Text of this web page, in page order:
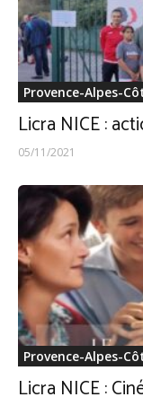
Provence-Alpes-
Licra NICE :
05/11/2021
Provence-Alpes-
Licra NICE :